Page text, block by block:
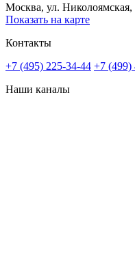
Москва, ул. Николоямская,
Показать на карте
Контакты
+7 (495) 225-34-44 +7 (499)
Наши каналы